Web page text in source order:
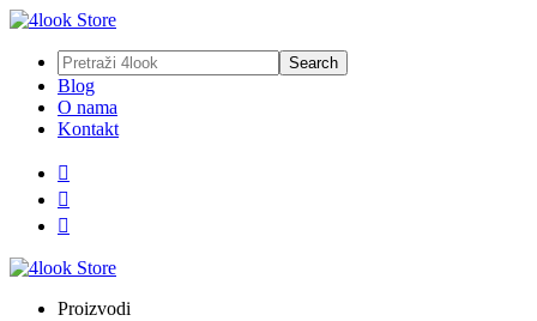
Blog
O nama
Kontakt



Proizvodi